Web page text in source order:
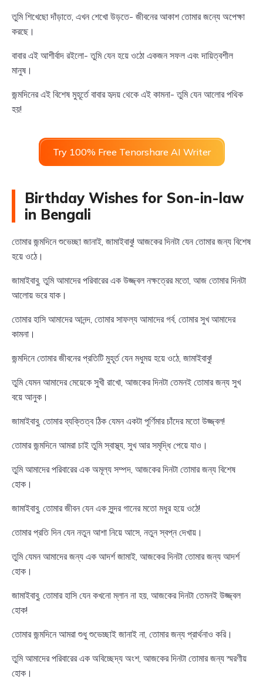
তুমি শিখেছো দাঁড়াতে, এখন শেখো উড়তে- জীবনের আকাশ তোমার জন্যে অপেক্ষা
করছে।
বাবার এই আশীর্বাদ রইলো- তুমি যেন হয়ে ওঠো একজন সফল এবং দায়িত্বশীল
মানুষ।
জন্মদিনের এই বিশেষ মুহূর্তে বাবার হৃদয় থেকে এই কামনা- তুমি যেন আলোর পথিক
হয়!
Try 100% Free Tenorshare AI Writer
Birthday Wishes for Son-in-law
in Bengali
তোমার জন্মদিনে শুভেচ্ছা জানাই, জামাইবাবু! আজকের দিনটা যেন তোমার জন্য বিশেষ
হয়ে ওঠে।
জামাইবাবু, তুমি আমাদের পরিবারের এক উজ্জ্বল নক্ষত্রের মতো, আজ তোমার দিনটা
আলোয় ভরে যাক।
তোমার হাসি আমাদের আনন্দ, তোমার সাফল্য আমাদের গর্ব, তোমার সুখ আমাদের
কামনা।
জন্মদিনে তোমার জীবনের প্রতিটি মুহূর্ত যেন মধুময় হয়ে ওঠে, জামাইবাবু!
তুমি যেমন আমাদের মেয়েকে সুখী রাখো, আজকের দিনটা তেমনই তোমার জন্য সুখ
বয়ে আনুক।
জামাইবাবু, তোমার ব্যক্তিত্ব ঠিক যেমন একটা পূর্ণিমার চাঁদের মতো উজ্জ্বল!
তোমার জন্মদিনে আমরা চাই তুমি স্বাস্থ্য, সুখ আর সমৃদ্ধি পেয়ে যাও।
তুমি আমাদের পরিবারের এক অমূল্য সম্পদ, আজকের দিনটা তোমার জন্য বিশেষ
হোক।
জামাইবাবু, তোমার জীবন যেন এক সুন্দর গানের মতো মধুর হয়ে ওঠে!
তোমার প্রতি দিন যেন নতুন আশা নিয়ে আসে, নতুন স্বপ্ন দেখায়।
তুমি যেমন আমাদের জন্য এক আদর্শ জামাই, আজকের দিনটা তোমার জন্য আদর্শ
হোক।
জামাইবাবু, তোমার হাসি যেন কখনো ম্লান না হয়, আজকের দিনটা তেমনই উজ্জ্বল
হোক!
তোমার জন্মদিনে আমরা শুধু শুভেচ্ছাই জানাই না, তোমার জন্য প্রার্থনাও করি।
তুমি আমাদের পরিবারের এক অবিচ্ছেদ্য অংশ, আজকের দিনটা তোমার জন্য স্মরণীয়
হোক।